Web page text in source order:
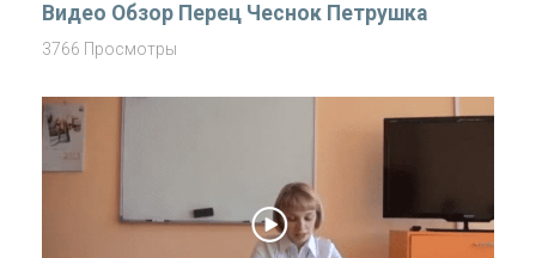
Видео Обзор Перец Чеснок Петрушка
3766 Просмотры